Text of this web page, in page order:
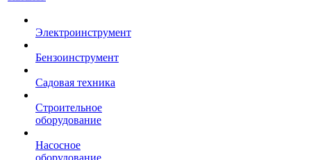
Электроинструмент
Бензоинструмент
Садовая техника
Строительное
оборудование
Насосное
оборудование